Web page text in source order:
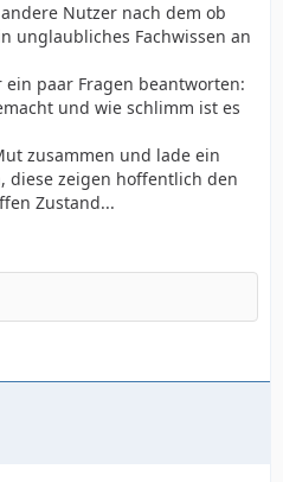
Nutzer nach dem ob
unglaubliches Fachwissen an
paar Fragen beantworten:
und wie schlimm ist es
zusammen und lade ein
diese zeigen hoffentlich den
Zustand...